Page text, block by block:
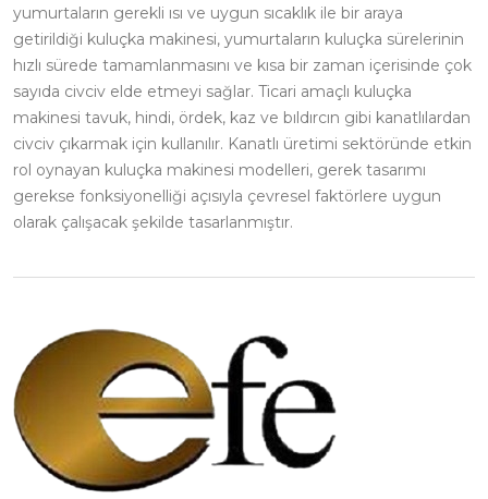
yumurtaların gerekli ısı ve uygun sıcaklık ile bir araya
getirildiği kuluçka makinesi, yumurtaların kuluçka sürelerinin
hızlı sürede tamamlanmasını ve kısa bir zaman içerisinde çok
sayıda civciv elde etmeyi sağlar. Ticari amaçlı kuluçka
makinesi tavuk, hindi, ördek, kaz ve bıldırcın gibi kanatlılardan
civciv çıkarmak için kullanılır. Kanatlı üretimi sektöründe etkin
rol oynayan kuluçka makinesi modelleri, gerek tasarımı
gerekse fonksiyonelliği açısıyla çevresel faktörlere uygun
olarak çalışacak şekilde tasarlanmıştır.